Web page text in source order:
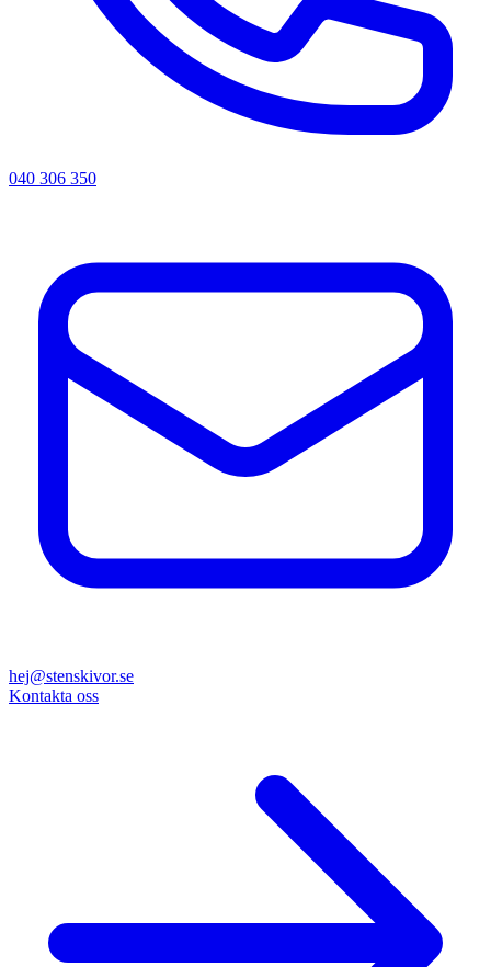
040 306 350
hej@stenskivor.se
Kontakta oss